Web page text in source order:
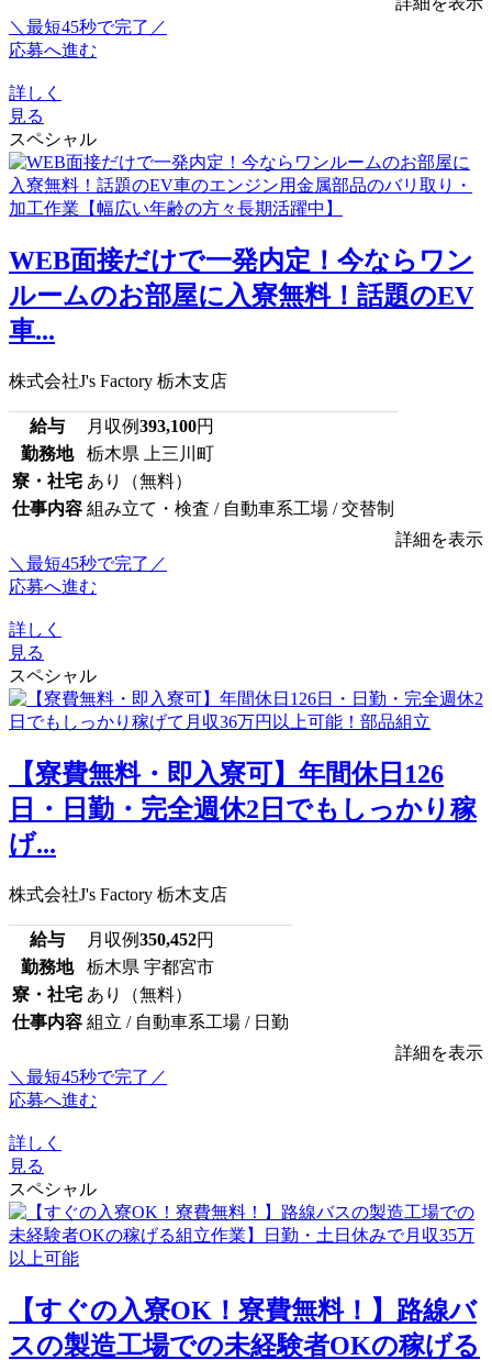
＼最短45秒で完了／
応募へ進む
詳しく
見る
スペシャル
WEB面接だけで一発内定！今ならワン
ルームのお部屋に入寮無料！話題のEV
車...
株式会社J's Factory 栃木支店
給与 月収例393,100円
勤務地
栃木県 上三川町
寮・社宅 あり（無料）
仕事内容 組み立て・検査 / 自動車系工場 / 交替制
詳細を表示
＼最短45秒で完了／
応募へ進む
詳しく
見る
スペシャル
【寮費無料・即入寮可】年間休日126
日・日勤・完全週休2日でもしっかり稼
げ...
株式会社J's Factory 栃木支店
給与 月収例350,452円
勤務地
栃木県 宇都宮市
寮・社宅 あり（無料）
仕事内容 組立 / 自動車系工場 / 日勤
詳細を表示
＼最短45秒で完了／
応募へ進む
詳しく
見る
スペシャル
【すぐの入寮OK！寮費無料！】路線バ
スの製造工場での未経験者OKの稼げる